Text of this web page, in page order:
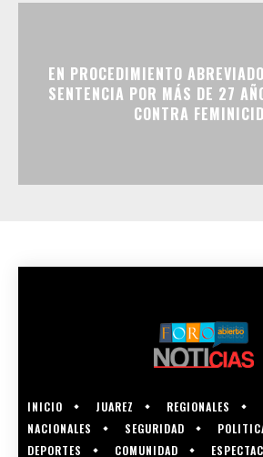
EN PROCEDIMIENTO
SENTENCIA POR MÁS DE 27
CONTRA
INICIO JUAREZ REGIONALES
NACIONALES
SEGURIDAD
DEPORTES
COMUNIDAD